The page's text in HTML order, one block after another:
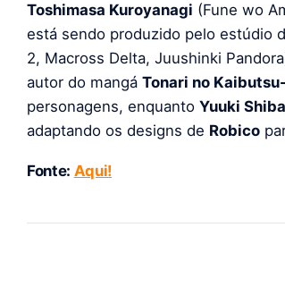
Toshimasa Kuroyanagi (Fune wo
está sendo produzido pelo estúdio
2, Macross Delta, Juushinki
autor do mangá Tonari no
personagens, enquanto Yuuki
adaptando os designs de Robico
Fonte: Aqui!